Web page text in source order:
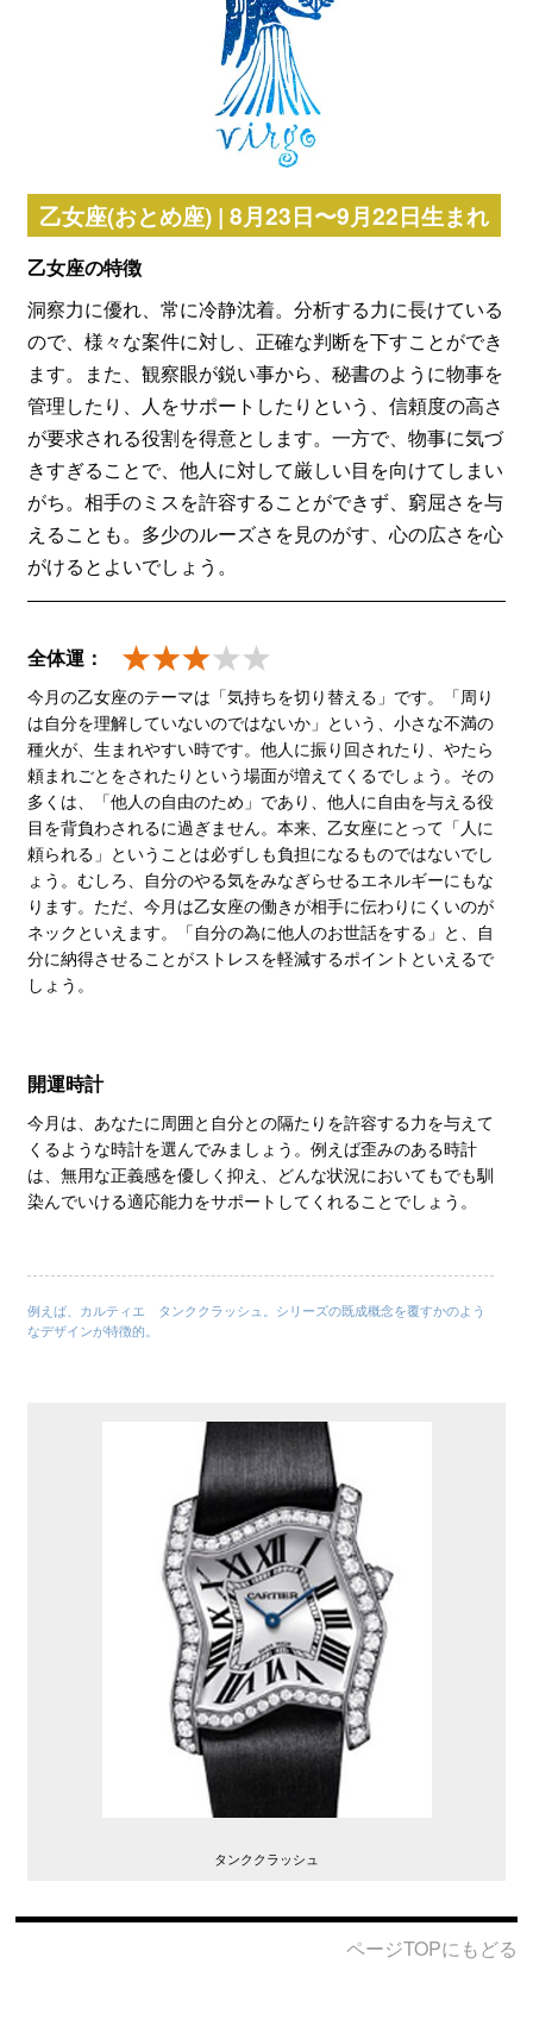
乙女座(おとめ座) | 8月23日〜9月22日生まれ
乙女座の特徴
洞察力に優れ、常に冷静沈着。分析する力に長けている
ので、様々な案件に対し、正確な判断を下すことができ
ます。また、観察眼が鋭い事から、秘書のように物事を
管理したり、人をサポートしたりという、信頼度の高さ
が要求される役割を得意とします。一方で、物事に気づ
きすぎることで、他人に対して厳しい目を向けてしまい
がち。相手のミスを許容することができず、窮屈さを与
えることも。多少のルーズさを見のがす、心の広さを心
がけるとよいでしょう。
全体運：
今月の乙女座のテーマは「気持ちを切り替える」です。「周り
は自分を理解していないのではないか」という、小さな不満の
種火が、生まれやすい時です。他人に振り回されたり、やたら
頼まれごとをされたりという場面が増えてくるでしょう。その
多くは、「他人の自由のため」であり、他人に自由を与える役
目を背負わされるに過ぎません。本来、乙女座にとって「人に
頼られる」ということは必ずしも負担になるものではないでし
ょう。むしろ、自分のやる気をみなぎらせるエネルギーにもな
ります。ただ、今月は乙女座の働きが相手に伝わりにくいのが
ネックといえます。「自分の為に他人のお世話をする」と、自
分に納得させることがストレスを軽減するポイントといえるで
しょう。
開運時計
今月は、あなたに周囲と自分との隔たりを許容する力を与えて
くるような時計を選んでみましょう。例えば歪みのある時計
は、無用な正義感を優しく抑え、どんな状況においてもでも馴
染んでいける適応能力をサポートしてくれることでしょう。
例えば、カルティエ タンククラッシュ。シリーズの既成概念を覆すかのよう
なデザインが特徴的。
タンククラッシュ
ページTOPにもどる